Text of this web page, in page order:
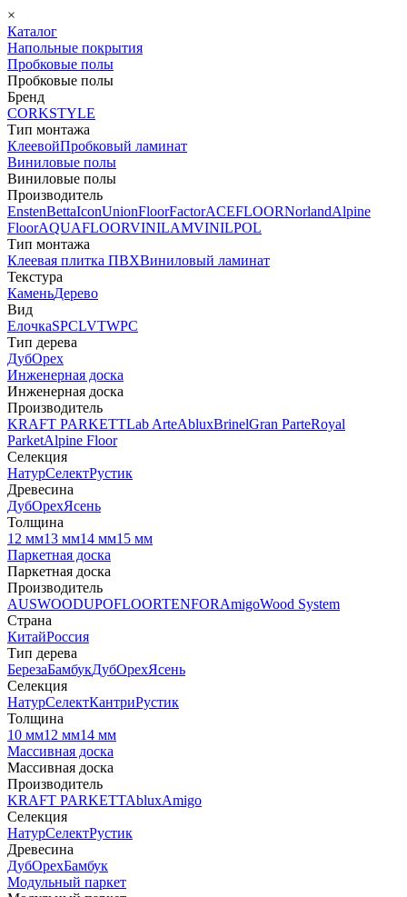
×
Каталог
Напольные покрытия
Пробковые полы
Пробковые полы
Бренд
CORKSTYLE
Тип монтажа
КлеевойПробковый ламинат
Виниловые полы
Виниловые полы
Производитель
EnstenBettaIconUnionFloorFactorACEFLOORNorlandAlpine
FloorAQUAFLOORVINILAMVINILPOL
Тип монтажа
Клеевая плитка ПВХВиниловый ламинат
Текстура
КаменьДерево
Вид
ЕлочкаSPCLVTWPC
Тип дерева
ДубОрех
Инженерная доска
Инженерная доска
Производитель
KRAFT PARKETTLab ArteAbluxBrinelGran ParteRoyal
ParketAlpine Floor
Селекция
НатурСелектРустик
Древесина
ДубОрехЯсень
Толщина
12 мм13 мм14 мм15 мм
Паркетная доска
Паркетная доска
Производитель
AUSWOODUPOFLOORTENFORAmigoWood System
Страна
КитайРоссия
Тип дерева
БерезаБамбукДубОрехЯсень
Селекция
НатурСелектКантриРустик
Толщина
10 мм12 мм14 мм
Массивная доска
Массивная доска
Производитель
KRAFT PARKETTAbluxAmigo
Селекция
НатурСелектРустик
Древесина
ДубОрехБамбук
Модульный паркет